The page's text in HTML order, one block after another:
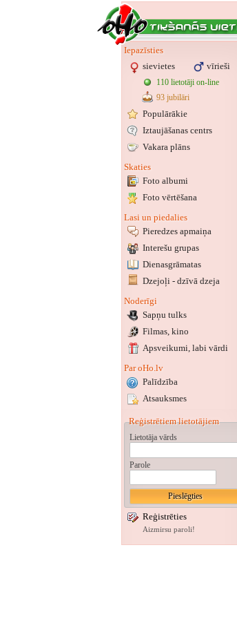
Iepazīsties
sievietes
vīrieši
110 lietotāji on-line
93 jubilāri
Populārākie
Iztaujāšanas centrs
Vakara plāns
Skaties
Foto albumi
Foto vērtēšana
Lasi un piedalies
Pieredzes apmaiņa
Interešu grupas
Dienasgrāmatas
Dzejoļi - dzīvā dzeja
Noderīgi
Sapņu tulks
Filmas, kino
Apsveikumi, labi vārdi
Par oHo.lv
Palīdzība
Atsauksmes
Reģistrētiem lietotājiem
Lietotāja vārds
Parole
Reģistrēties
Aizmirsu paroli!